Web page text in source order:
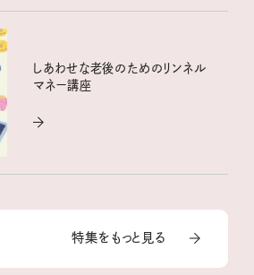
しあわせな老後のためのリンネル
マネー講座
特集をもっと見る